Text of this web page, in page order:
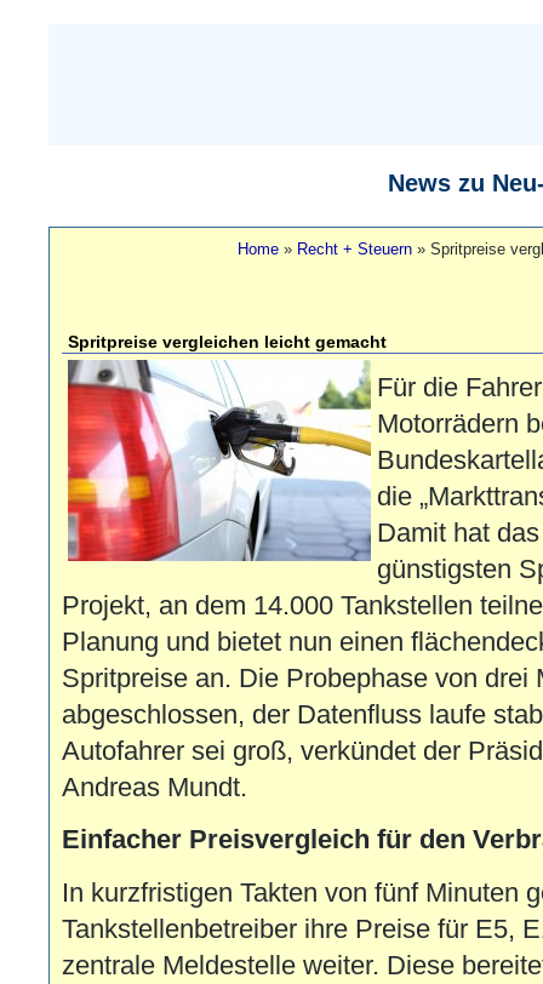
News zu
Home » Recht + Steuern » Spritpreise
Spritpreise vergleichen leicht gemacht
Für die
Motorrädern
die
Damit hat
günstigsten
Projekt, an dem 14.000 Tankstellen
Planung und bietet nun einen
Spritpreise an. Die Probephase von drei
abgeschlossen, der Datenfluss laufe
Autofahrer sei groß, verkündet der
Andreas Mundt.
Einfacher Preisvergleich für den
In kurzfristigen Takten von fünf Minuten
Tankstellenbetreiber ihre Preise für E5,
zentrale Meldestelle weiter. Diese